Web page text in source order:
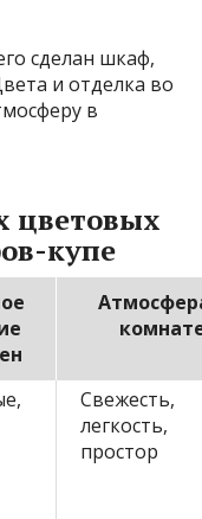
сделан шкаф,
и отделка во
в
цветовых
купе
Свежесть,
легкость,
простор